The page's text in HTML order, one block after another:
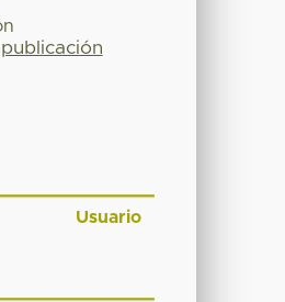
Usuario